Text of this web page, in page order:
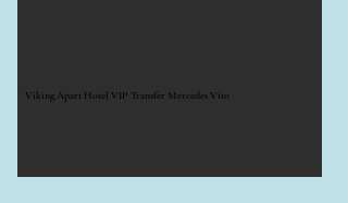
Viking Apart Hotel VIP Transfer Mercedes Vito